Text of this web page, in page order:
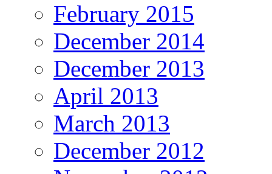
February 2015
December 2014
December 2013
April 2013
March 2013
December 2012